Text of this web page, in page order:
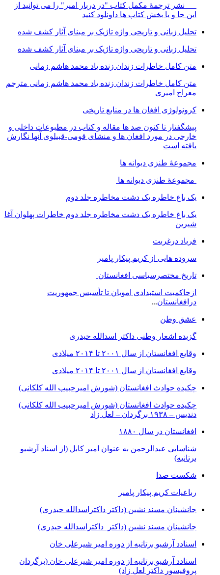
نشر ترجمۀ مکمل کتاب "در دربار امیر" را می توانید از
این جا و یا بخش کتاب ها داونلود کنید
تحلیل زبانی و تاریحی واژه تاژیک بر مبنای آثار کشف شده
تحلیل زبانی و تاریحی واژه تاژیک بر مبنای آثار کشف شده
متن کامل خاطرات زندان زنده یاد محمد هاشم زمانی
متن کامل خاطرات زندان زنده یاد محمد هاشم زمانی مترجم
معراج امیری
کرونولوژی افغان ھا در منابع تاریخی
پیشگفتار تا کنون صد ھا مقاله و کتاب در مطبوعات داخلی و
خارجی در مورد افغان ھا و منشای قومی-قبیلوی آنھا نگارش
یافته است
مجموعهٔ طنزی دیوانه ها
مجموعهٔ طنزی دیوانه ها
یک باغ خاطره یک دشت مخاطره جلد دوم
یک باغ خاطره یک دشت مخاطره جلد دوم خاطرات پهلوان آغا
شیرین
فریاد درغربت
سروده هایی از کریم پیکار پامیر
تاریخ مختصرسیاسی افغانستان
ازحاکمیت استبدادی امویان تا تأسیس جمهوریت
درافغانستان...
عشق وطن
گزیده اشعار وطنی داکتر اسدالله حیدری
وقایع افغانستان از سال ۲۰۰۱ تا ۲۰۱۴ میلادی
وقایع افغانستان از سال ۲۰۰۱ تا ۲۰۱۴ میلادی
چکیده حوادث افغانستان (شورش امیرحبیب الله کلکانی)
چکیده حوادث افغانستان (شورش امیرحبیب الله کلکانی)
دندیس – ١٩٣٨ برگردان – لعل زاد
افغانستان در سال ۱۸۸۰
شناسایی عبدالرحمن به عنوان امیر کابل (از اسناد آرشیو
برتانیه)
شکست صدا
رباعیات کریم پیکار پامیر
جانشینان مسند نشین (داکتر داکتراسدالله حیدری)
جانشینان مسند نشین (داکتر داکتراسدالله حیدری)
اسنادد آرشیو برتانیه از دوره امیر شیرعلی خان
اسنادد آرشیو برتانیه از دوره امیر شیرعلی خان (برگردان
پروفیسور داکتر لعل زاد)